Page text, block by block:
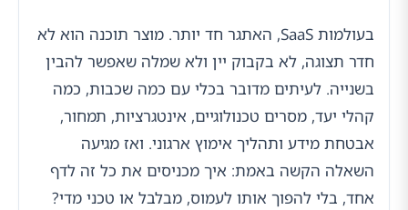
בעולמות SaaS, האתגר חד יותר. מוצר תוכנה הוא לא
חדר תצוגה, לא בקבוק יין ולא שמלה שאפשר להבין
בשנייה. לעיתים מדובר בכלי עם כמה שכבות, כמה
קהלי יעד, מסרים טכנולוגיים, אינטגרציות, תמחור,
אבטחת מידע ותהליך אימוץ ארגוני. ואז מגיעה
השאלה הקשה באמת: איך מכניסים את כל זה לדף
אחד, בלי להפוך אותו לעמוס, מבלבל או טכני מדי?